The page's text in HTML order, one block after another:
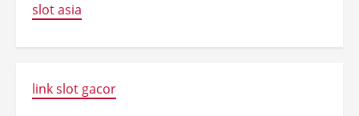
slot asia
link slot gacor